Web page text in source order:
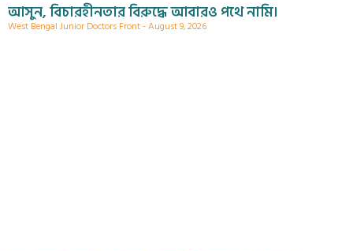
আসুন, বিচারহীনতার বিরুদ্ধে আবারও পথে নামি।
West Bengal Junior Doctors Front August 9, 2026